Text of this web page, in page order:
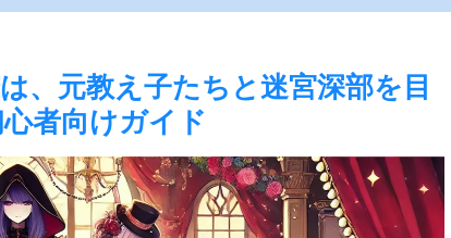
、元教え子たちと迷宮深部を目
者向けガイド